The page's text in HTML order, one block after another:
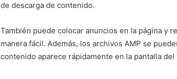
de descarga de contenido.
También puede colocar anuncios en la página y
manera fácil. Además, los archivos AMP se
contenido aparece rápidamente en la pantalla